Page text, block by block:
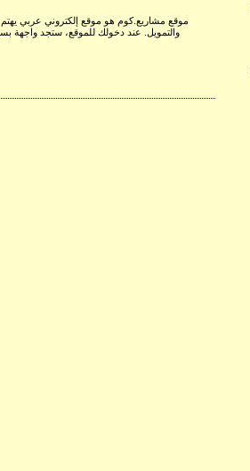
موقع مشاريع.كوم هو موقع إلكتروني عربي يهتم
والتمويل. عند دخولك للموقع، ستجد واجهة